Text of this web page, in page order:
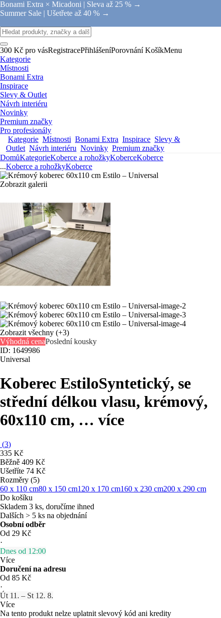
Bonami Extra × Micadoni | Sleva až 25 % →
Summer Sale | Ušetřete až 40 % →
300 Kč pro vásRegistracePřihlášeníPorovnání KošíkMenu
Kategorie
Místnosti
Bonami Extra
Inspirace
Slevy & Outlet
Návrh interiéru
Novinky
Premium značky
Pro profesionály
Kategorie Místnosti Bonami Extra Inspirace Slevy &
Outlet Návrh interiéru Novinky Premium značky
DomůKategorieKoberce a rohožkyKoberceKoberce
...Koberce a rohožkyKoberce
Zobrazit galerii
Zobrazit všechny (+3)
Výhodná cenaPoslední kousky
ID: 1649986
Universal
Koberec EstiloSyntetický, se
střední délkou vlasu, krémový,
60x110 cm, … více
(3)
335 Kč
Běžně 409 Kč
Ušetříte 74 Kč
Rozměry (5)
60 x 110 cm80 x 150 cm120 x 170 cm160 x 230 cm200 x 290 cm
Do košíku
Skladem 3 ks, doručíme ihned
Dalších > 5 ks na objednání
Osobní odběr
Od 29 Kč
·
Dnes od 12:00
Více
Doručení na adresu
Od 85 Kč
·
Út 11. – St 12. 8.
Více
Na tento produkt nelze uplatnit slevový kód ani kredity